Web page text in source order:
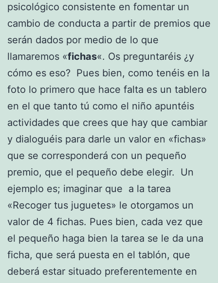
psicológico consistente en fomentar un
cambio de conducta a partir de premios que
serán dados por medio de lo que
llamaremos «fichas«. Os preguntaréis ¿y
cómo es eso? Pues bien, como tenéis en la
foto lo primero que hace falta es un tablero
en el que tanto tú como el niño apuntéis
actividades que crees que hay que cambiar
y dialoguéis para darle un valor en «fichas»
que se corresponderá con un pequeño
premio, que el pequeño debe elegir. Un
ejemplo es; imaginar que a la tarea
«Recoger tus juguetes» le otorgamos un
valor de 4 fichas. Pues bien, cada vez que
el pequeño haga bien la tarea se le da una
ficha, que será puesta en el tablón, que
deberá estar situado preferentemente en